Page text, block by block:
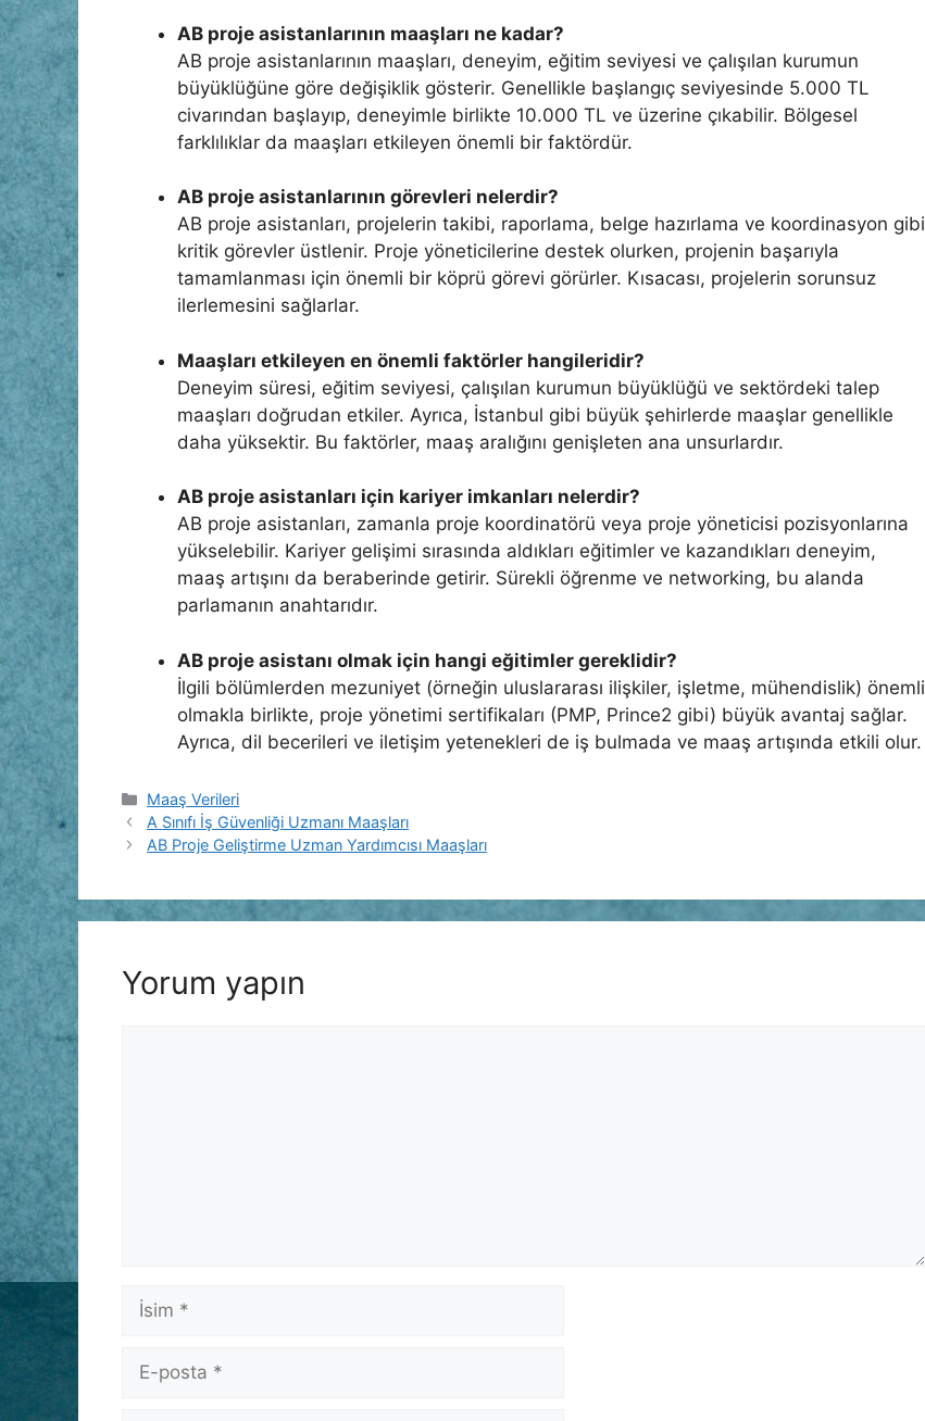
AB proje asistanlarının maaşları ne kadar?
AB proje asistanlarının maaşları, deneyim, eğitim seviyesi ve çalışılan kurumun
büyüklüğüne göre değişiklik gösterir. Genellikle başlangıç seviyesinde 5.000 TL
civarından başlayıp, deneyimle birlikte 10.000 TL ve üzerine çıkabilir. Bölgesel
farklılıklar da maaşları etkileyen önemli bir faktördür.
AB proje asistanlarının görevleri nelerdir?
AB proje asistanları, projelerin takibi, raporlama, belge hazırlama ve koordinasyon gibi
kritik görevler üstlenir. Proje yöneticilerine destek olurken, projenin başarıyla
tamamlanması için önemli bir köprü görevi görürler. Kısacası, projelerin sorunsuz
ilerlemesini sağlarlar.
Maaşları etkileyen en önemli faktörler hangileridir?
Deneyim süresi, eğitim seviyesi, çalışılan kurumun büyüklüğü ve sektördeki talep
maaşları doğrudan etkiler. Ayrıca, İstanbul gibi büyük şehirlerde maaşlar genellikle
daha yüksektir. Bu faktörler, maaş aralığını genişleten ana unsurlardır.
AB proje asistanları için kariyer imkanları nelerdir?
AB proje asistanları, zamanla proje koordinatörü veya proje yöneticisi pozisyonlarına
yükselebilir. Kariyer gelişimi sırasında aldıkları eğitimler ve kazandıkları deneyim,
maaş artışını da beraberinde getirir. Sürekli öğrenme ve networking, bu alanda
parlamanın anahtarıdır.
AB proje asistanı olmak için hangi eğitimler gereklidir?
İlgili bölümlerden mezuniyet (örneğin uluslararası ilişkiler, işletme, mühendislik) önemli
olmakla birlikte, proje yönetimi sertifikaları (PMP, Prince2 gibi) büyük avantaj sağlar.
Ayrıca, dil becerileri ve iletişim yetenekleri de iş bulmada ve maaş artışında etkili olur.
Kategoriler
Maaş Verileri
A Sınıfı İş Güvenliği Uzmanı Maaşları
AB Proje Geliştirme Uzman Yardımcısı Maaşları
Yorum yapın
İsim
posta